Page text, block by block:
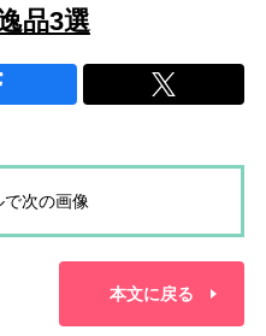
品3選
次の画像
本文に戻る